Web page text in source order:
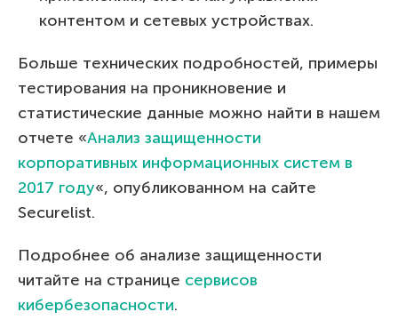
контентом и сетевых устройствах.
Больше технических подробностей, примеры
тестирования на проникновение и
статистические данные можно найти в нашем
отчете «Анализ защищенности
корпоративных информационных систем в
2017 году«, опубликованном на сайте
Securelist.
Подробнее об анализе защищенности
читайте на странице сервисов
кибербезопасности.